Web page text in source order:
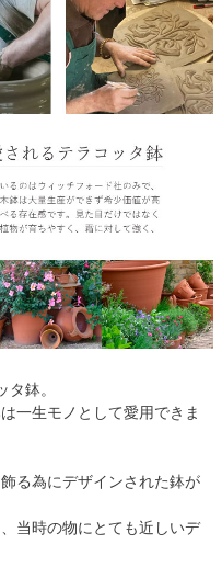
鉢。
一生モノとして愛用できま
る為にデザインされた鉢が
当時の物にとても近しいデ